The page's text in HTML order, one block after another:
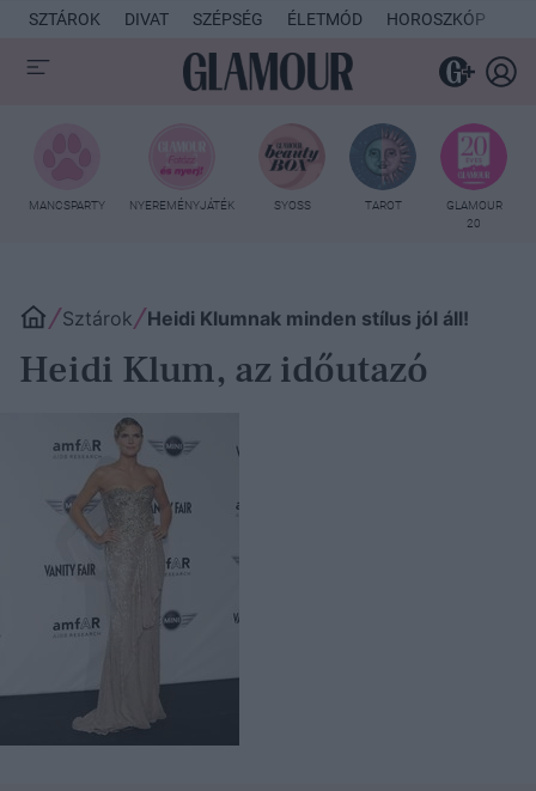
SZTÁROK DIVAT SZÉPSÉG ÉLETMÓD HOROSZKÓP
MANCSPARTY NYEREMÉNYJÁTÉK SYOSS TAROT
GLAMOUR
20
Sztárok Heidi Klumnak minden stílus jól áll!
Heidi Klum, az időutazó